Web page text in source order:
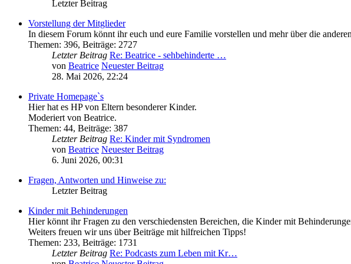
Letzter Beitrag
Vorstellung der Mitglieder
In diesem Forum könnt ihr euch und eure Familie vorstellen und mehr über die
Themen: 396, Beiträge: 2727
Letzter Beitrag Re: Beatrice - sehbehinderte …
von Beatrice Neuester Beitrag
28. Mai 2026, 22:24
Private Homepage`s
Hier hat es HP von Eltern besonderer Kinder.
Moderiert von Beatrice.
Themen: 44, Beiträge: 387
Letzter Beitrag Re: Kinder mit Syndromen
von Beatrice Neuester Beitrag
6. Juni 2026, 00:31
Fragen, Antworten und Hinweise zu:
Letzter Beitrag
Kinder mit Behinderungen
Hier könnt ihr Fragen zu den verschiedensten Bereichen, die Kinder mit
Weiters freuen wir uns über Beiträge mit hilfreichen Tipps!
Themen: 233, Beiträge: 1731
Letzter Beitrag Re: Podcasts zum Leben mit Kr…